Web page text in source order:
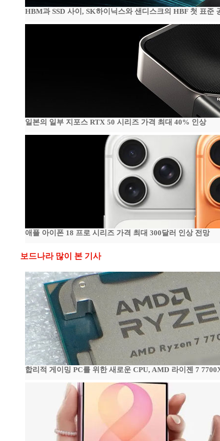
HBM과 SSD 사이, SK하이닉스와 샌디스크의 HBF 첫 표준
일본의 일부 지포스 RTX 50 시리즈 가격 최대 40% 인상
애플 아이폰 18 프로 시리즈 가격 최대 300달러 인상 전망
보드나라 많이 본 기사
합리적 게이밍 PC를 위한 새로운 CPU, AMD 라이젠 7